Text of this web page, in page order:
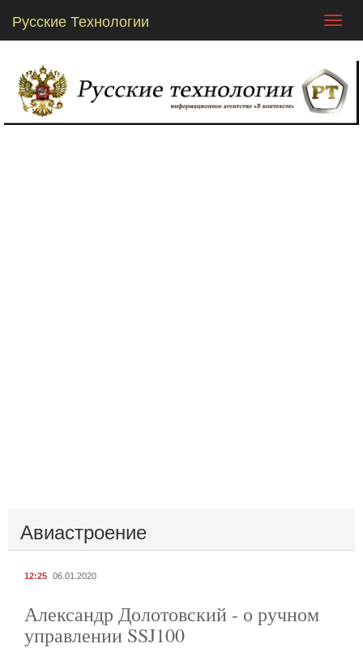
Русские Технологии
Авиастроение
12:25 06.01.2020
Александр Долотовский - о ручном
управлении SSJ100